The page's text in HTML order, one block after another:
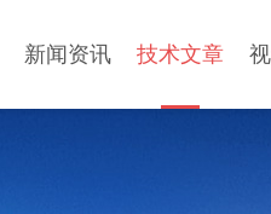
新闻资讯 技术文章